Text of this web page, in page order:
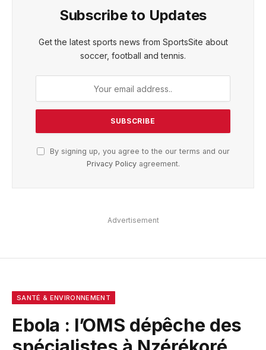
Subscribe to Updates
Get the latest sports news from SportsSite about
soccer, football and tennis.
By signing up, you agree to the our terms and our
Privacy Policyagreement.
Advertisement
SANTÉ & ENVIRONNEMENT
Ebola : l’OMS dépêche des